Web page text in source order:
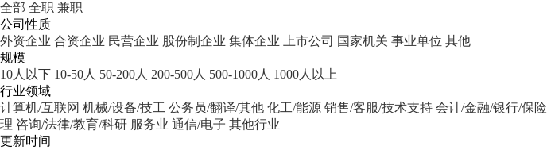
全部 全职 兼职
公司性质
外资企业 合资企业 民营企业 股份制企业 集体企业 上市公司 国家机关 事业单位 其他
规模
10人以下 10-50人 50-200人 200-500人 500-1000人 1000人以上
行业领域
计算机/互联网 机械/设备/技工 公务员/翻译/其他 化工/能源 销售/客服/技术支持 会计/金融/银行/保险
理 咨询/法律/教育/科研 服务业 通信/电子 其他行业
更新时间